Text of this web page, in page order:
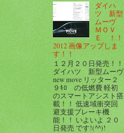
ダイハ
ツ 新型
ムーヴ
ＭＯＶ
Ｅ ！！
2012 画像アップしま
す！！
１２月２０日発売！！
ダイハツ 新型ムーヴ
new move リッター２
９ｷﾛ の低燃費 軽初
のスマートアシスト搭
載！！ 低速域衝突回
避支援ブレーキ機
能！！ いよいよ ２０
日発売 です!(^^)!